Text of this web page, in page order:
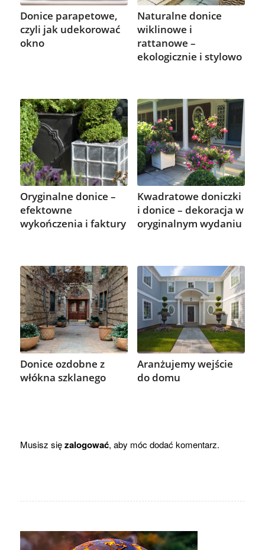
Donice parapetowe,
czyli jak udekorować
okno
Naturalne donice
wiklinowe i
rattanowe –
ekologicznie i stylowo
Oryginalne donice –
efektowne
wykończenia i faktury
Kwadratowe doniczki
i donice – dekoracja w
oryginalnym wydaniu
Donice ozdobne z
włókna szklanego
Aranżujemy wejście
do domu
Musisz sięzalogować, aby móc dodać komentarz.